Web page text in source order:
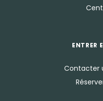
ENTRER
Contacter